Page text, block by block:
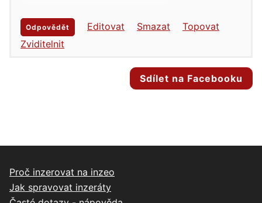
Odpovědět Editovat Smazat
Topovat
Zviditelnit
Sdílet na Facebooku
Proč inzerovat na inzeo
Jak spravovat inzeráty